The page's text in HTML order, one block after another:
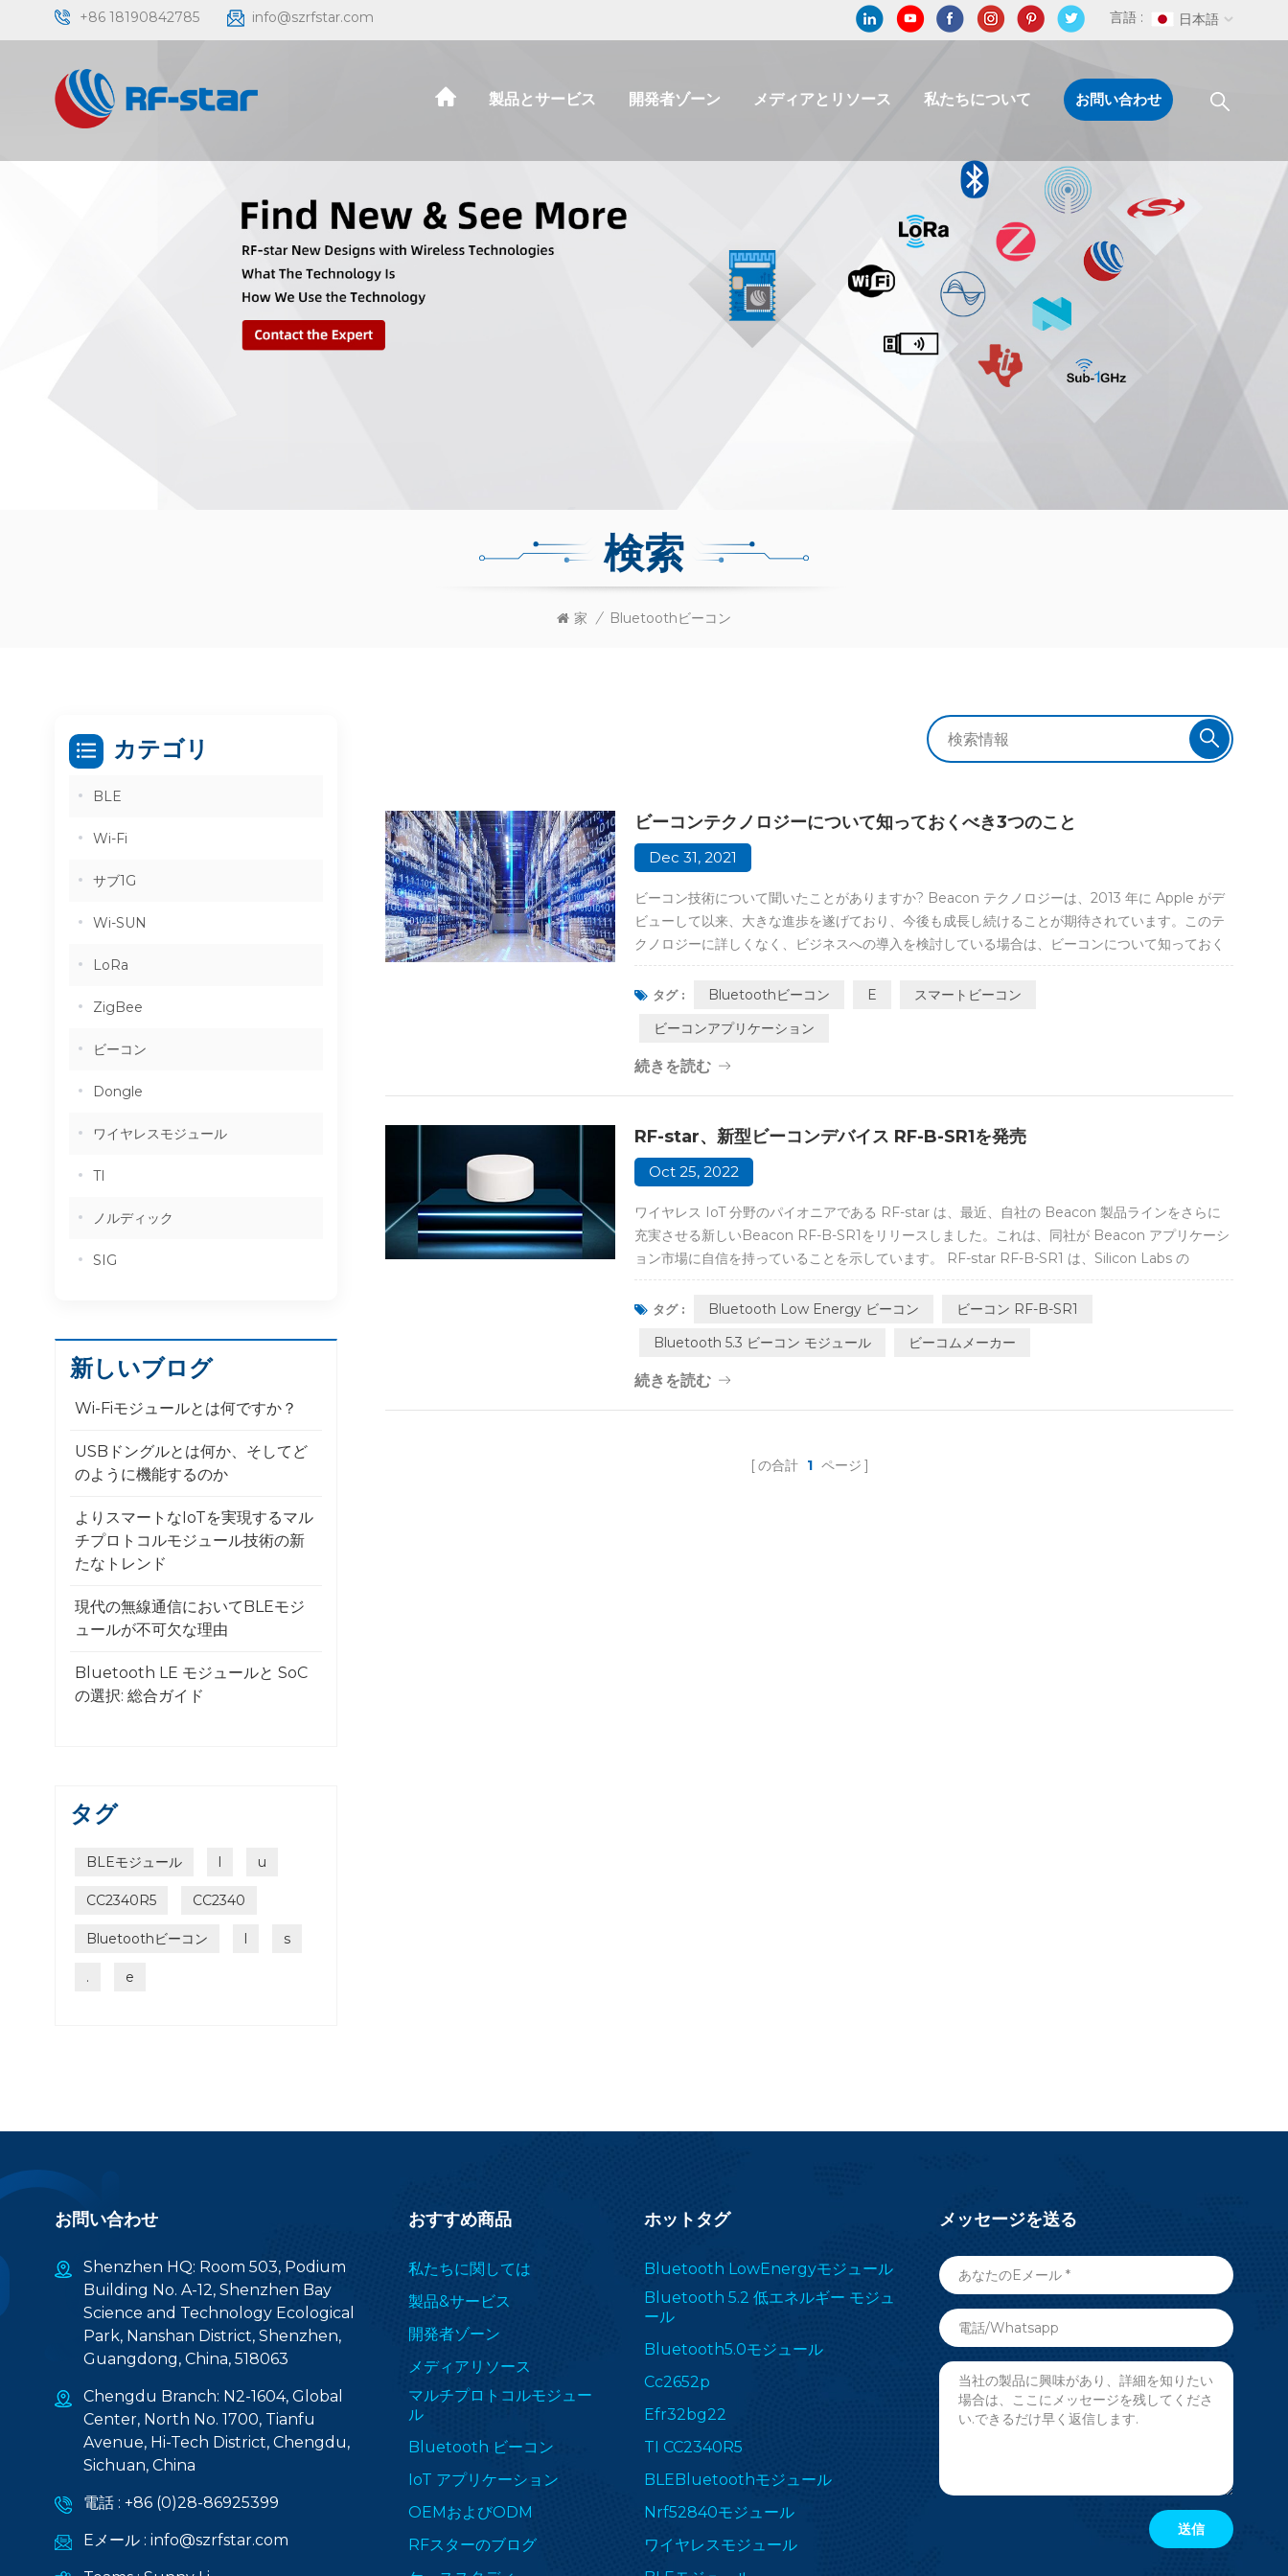
+86 18190842785 info@szrfstar.com 言語 : 日本語
製品とサービス 開発者ゾーン メディアとリソース 私たちについて お問い合わせ
検索
家 / Bluetoothビーコン
ビーコンテクノロジーについて知っておくべき3つのこと
Dec 31, 2021
ビーコン技術について聞いたことがありますか? Beacon テクノロジーは、2013 年に Apple がデ
ビューして以来、大きな進歩を遂げており、今後も成長し続けることが期待されています。このテ
クノロジーに詳しくなく、ビジネスへの導入を検討している場合は、ビーコンについて知っておく
べき 3 つの事項を次に示します。 ビーコン技術とは何ですか? ビーコンは、低エネルギーの
Bluetooth テクノロジーを使用して近くの他のスマート デバイスに信号を送信する小型の無線送
す。簡単に言うと、スマート デバイスに情報を接続して送信し、位置ベースの検索と対話をより簡
単かつ正確にします。 ビーコンはどのように機能しますか? ビーコンデバイス自体は非常にシンプ
タグ : Bluetoothビーコン E
スマートビーコン
ビーコンアプリケーション
続きを読む
RF-star、新型ビーコンデバイス RF-B-SR1を発売
Oct 25, 2022
ワイヤレス IoT 分野のパイオニアである RF-star は、最近、自社の Beacon 製品ラインをさらに
充実させる新しいBeacon RF-B-SR1をリリースしました。これは、同社が Beacon アプリケーシ
ョン市場に自信を持っていることを示しています。 RF-star RF-B-SR1 は、Silicon Labs の
Bluetooth Low Power チップ EFR32BG22 に基づいて設計されており、76.8 MHz ARM®
Cortex®-M33 コアを備え、Bluetooth 5.2 をサポートし、平均消費電力は 15.46μA@1s&0dBm
います。1000 mAH DURACELL CR2477 バッテリーを使用すると、1 秒のブロードキャスト間
隔で...
タグ : Bluetooth Low Energy ビーコン
ビーコン RF-B-SR1
Bluetooth 5.3 ビーコン モジュール
ビーコムメーカー
続きを読む
の合計 1 ページ
カテゴリ
BLE
Wi-Fi
サブ1G
Wi-SUN
LoRa
ZigBee
ビーコン
Dongle
ワイヤレスモジュール
TI
ノルディック
SIG
新しいブログ
Wi-Fiモジュールとは何ですか？
USBドングルとは何か、そしてど
のように機能するのか
よりスマートなIoTを実現するマル
チプロトコルモジュール技術の新
たなトレンド
現代の無線通信においてBLEモジ
ュールが不可欠な理由
Bluetooth LE モジュールと SoC
の選択: 総合ガイド
タグ
BLEモジュール u
CC2340R5 CC2340
Bluetoothビーコン s
. e
お問い合わせ
Shenzhen HQ: Room 503, Podium
Building No. A-12, Shenzhen Bay
Science and Technology Ecological
Park, Nanshan District, Shenzhen,
Guangdong, China, 518063
Chengdu Branch: N2-1604, Global
Center, North No. 1700, Tianfu
Avenue, Hi-Tech District, Chengdu,
Sichuan, China
電話 : +86 (0)28-86925399
Eメール : info@szrfstar.com
おすすめ商品
私たちに関しては
製品&サービス
開発者ゾーン
メディアリソース
マルチプロトコルモジュー
ル
Bluetooth ビーコン
IoT アプリケーション
OEMおよびODM
RFスターのブログ
ホットタグ
Bluetooth LowEnergyモジュール
Bluetooth 5.2 低エネルギー モジュ
ール
Bluetooth5.0モジュール
Cc2652p
Efr32bg22
TI CC2340R5
BLEBluetoothモジュール
Nrf52840モジュール
ワイヤレスモジュール
メッセージを送る